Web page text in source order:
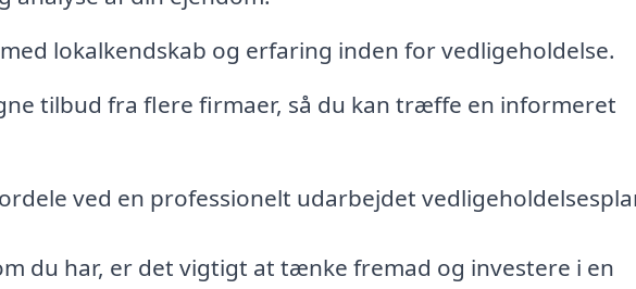
lokalkendskab og erfaring inden for vedligeholdelse.
tilbud fra flere firmaer, så du kan træffe en informeret
ved en professionelt udarbejdet
du har, er det vigtigt at tænke fremad og investere i en